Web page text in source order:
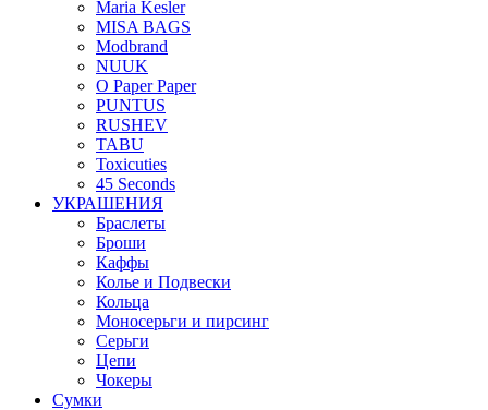
Maria Kesler
MISA BAGS
Modbrand
NUUK
O Paper Paper
PUNTUS
RUSHEV
TABU
Toxicuties
45 Seconds
УКРАШЕНИЯ
Браслеты
Броши
Каффы
Колье и Подвески
Кольца
Моносерьги и пирсинг
Серьги
Цепи
Чокеры
Сумки